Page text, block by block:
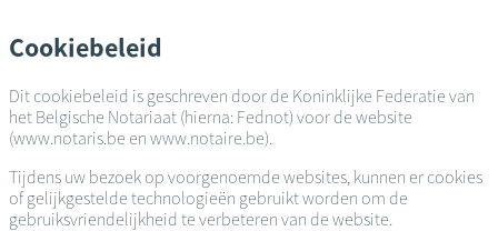
en
naar
inhoud
gaan
Cookiebeleid
Dit cookiebeleid is geschreven door de Koninklijke Federatie van
het Belgische Notariaat (hierna: Fednot) voor de website
(www.notaris.be en www.notaire.be).
Tijdens uw bezoek op voorgenoemde websites, kunnen er cookies
of gelijkgestelde technologieën gebruikt worden om de
gebruiksvriendelijkheid te verbeteren van de website.